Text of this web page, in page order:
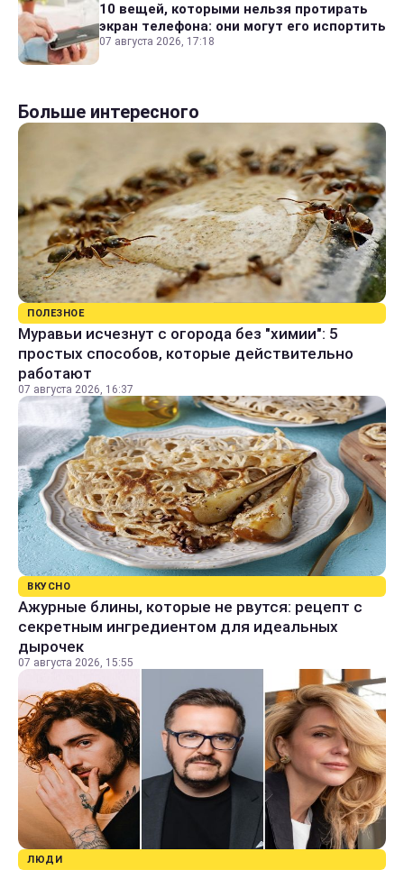
10 вещей, которыми нельзя протирать
экран телефона: они могут его испортить
07 августа 2026, 17:18
Больше интересного
ПОЛЕЗНОЕ
Муравьи исчезнут с огорода без "химии": 5
простых способов, которые действительно
работают
07 августа 2026, 16:37
ВКУСНО
Ажурные блины, которые не рвутся: рецепт с
секретным ингредиентом для идеальных
дырочек
07 августа 2026, 15:55
ЛЮДИ